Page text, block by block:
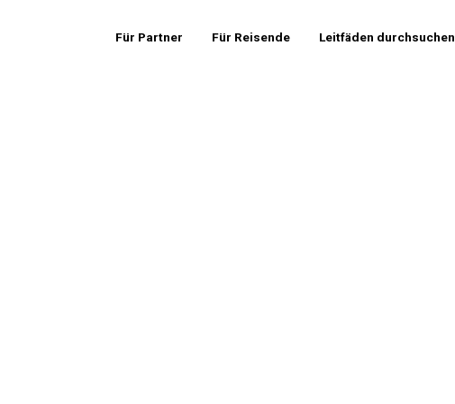
Für Partner Für Reisende Leitfäden durchsuchen